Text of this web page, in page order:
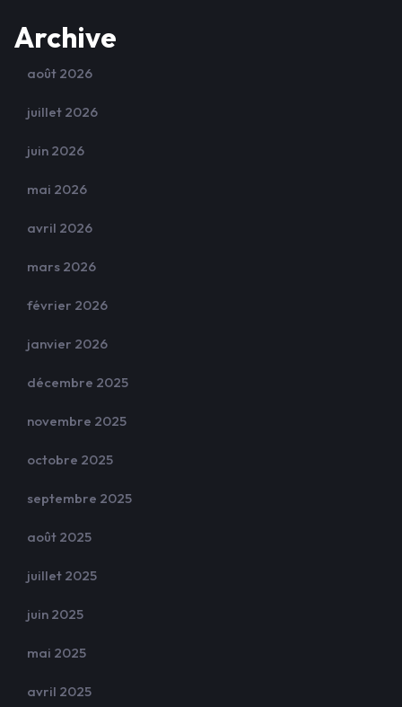
Archive
août 2026
juillet 2026
juin 2026
mai 2026
avril 2026
mars 2026
février 2026
janvier 2026
décembre 2025
novembre 2025
octobre 2025
septembre 2025
août 2025
juillet 2025
juin 2025
mai 2025
avril 2025